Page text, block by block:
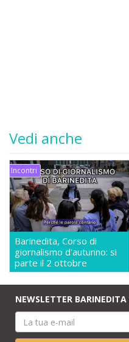
Vedi anche
Incontri
Barinedita, Corso di
giornalismo d'autunno: si
parte il 2 ottobre
NEWSLETTER BARINEDITA